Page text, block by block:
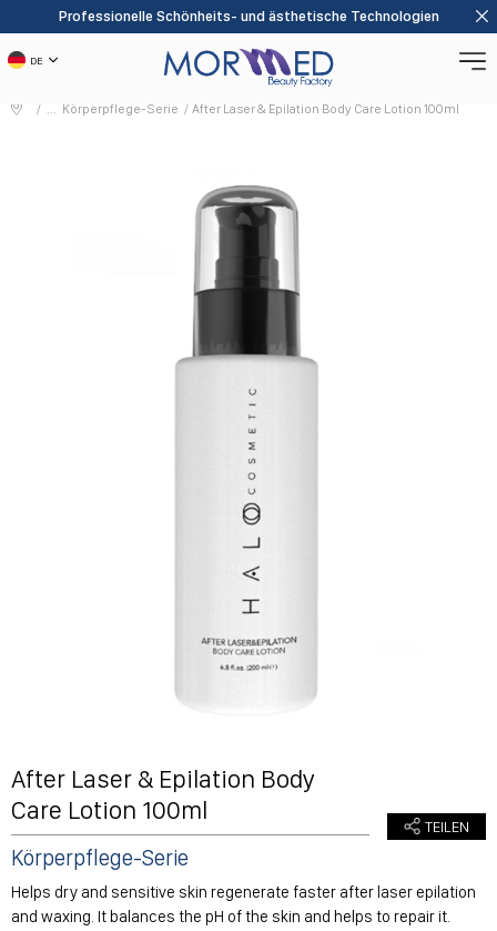
Professionelle Schönheits- und ästhetische Technologien
DE
Körperpflege-Serie After Laser & Epilation Body Care Lotion 100ml
After Laser & Epilation Body
Care Lotion 100ml
Körperpflege-Serie
Helps dry and sensitive skin regenerate faster after laser epilation
and waxing. It balances the pH of the skin and helps to repair it.